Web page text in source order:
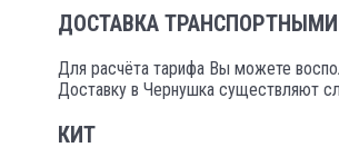
ДОСТАВКА
Для расчёта тарифа Вы можете
Доставку в Чернушка существляют
КИТ